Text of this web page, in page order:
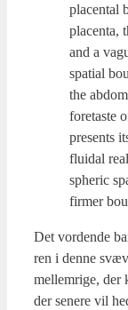
pla­cen­tal
pla­cen­ta,
and a
spa­ti­al
the
fore­ta­ste
pre­sents
flu­i­dal
sphe­ric
fir­mer
Det vor­den­de
ren i den­ne
mel­lem­ri­ge, der
der sene­re vil